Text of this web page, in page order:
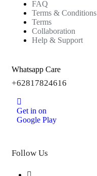
FAQ
Terms & Conditions
Terms
Collaboration
Help & Support
Whatsapp Care
+62817824616
Get in on
Google Play
Follow Us